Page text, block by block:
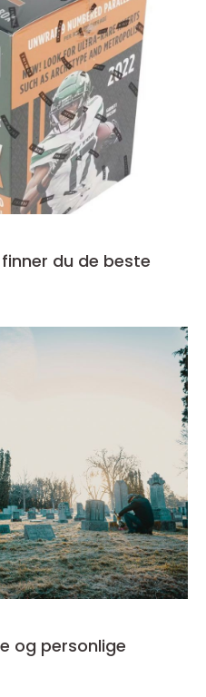
og personlige